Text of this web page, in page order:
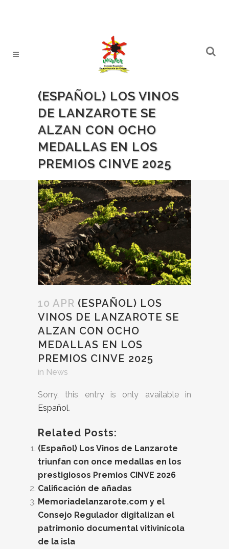
(ESPAÑOL) LOS VINOS
DE LANZAROTE SE
ALZAN CON OCHO
MEDALLAS EN LOS
PREMIOS CINVE 2025
10 APR (ESPAÑOL) LOS
VINOS DE LANZAROTE SE
ALZAN CON OCHO
MEDALLAS EN LOS
PREMIOS CINVE 2025
in News
Sorry, this entry is only available in
Español.
Related Posts:
(Español) Los Vinos de Lanzarote
triunfan con once medallas en los
prestigiosos Premios CINVE 2026
Calificación de añadas
Memoriadelanzarote.com y el
Consejo Regulador digitalizan el
patrimonio documental vitivinícola
de la isla